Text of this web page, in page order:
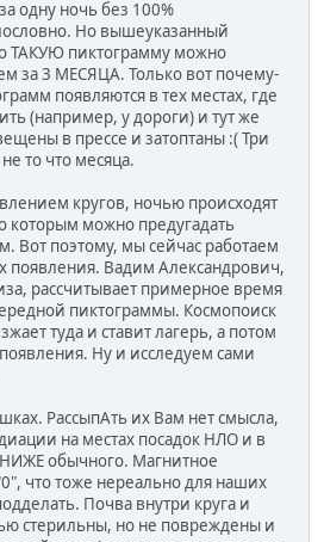
одну ночь без 100%
Но вышеуказанный
ТАКУЮ пиктограмму можно
за 3 МЕСЯЦА. Только вот почему-
появляются в тех местах, где
(например, у дороги) и тут же
в прессе и затоптаны :( Три
то что месяца.
кругов, ночью происходят
которым можно предугадать
Вот поэтому, мы сейчас работаем
появления. Вадим Александрович,
рассчитывает примерное время
пиктограммы. Космопоиск
туда и ставит лагерь, а потом
Ну и исследуем сами
РассыпАть их Вам нет смысла,
на местах посадок НЛО и в
НИЖЕ обычного. Магнитное
что тоже нереально для наших
Почва внутри круга и
стерильны, но не повреждены и